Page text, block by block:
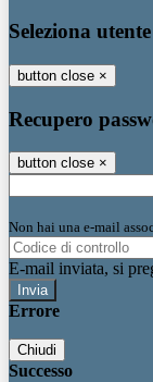
Seleziona utente
button close ×
Recupero
button close ×
Non hai una e-mail
E-mail inviata, si
Errore
Chiudi
Successo